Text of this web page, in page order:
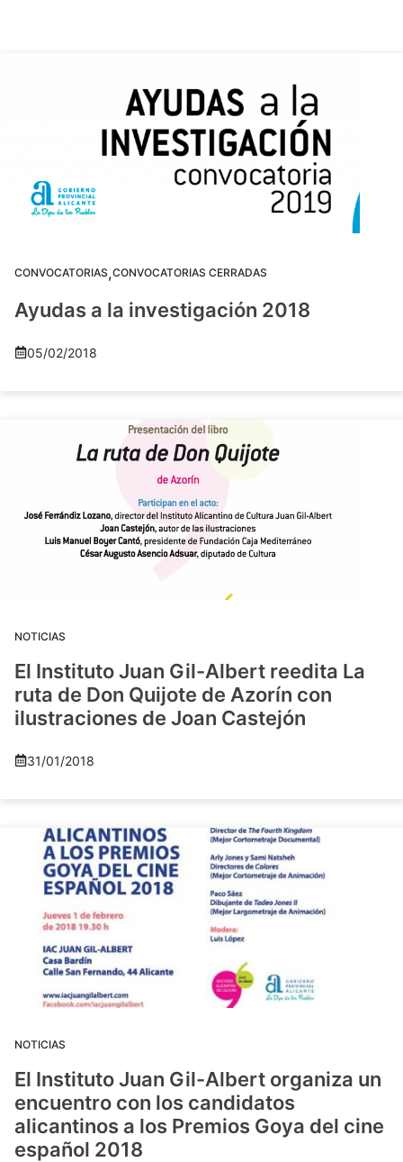
CONVOCATORIAS,CONVOCATORIAS CERRADAS
Ayudas a la investigación 2018
05/02/2018
NOTICIAS
El Instituto Juan Gil-Albert reedita La
ruta de Don Quijote de Azorín con
ilustraciones de Joan Castejón
31/01/2018
NOTICIAS
El Instituto Juan Gil-Albert organiza un
encuentro con los candidatos
alicantinos a los Premios Goya del cine
español 2018